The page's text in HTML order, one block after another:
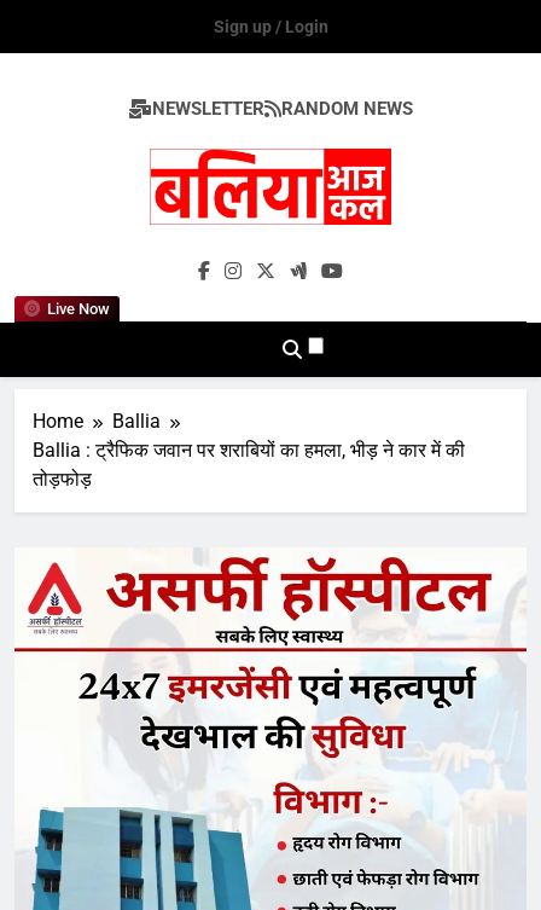
Sign up / Login
NEWSLETTER RANDOM NEWS
Live Now
Ballia Aaj Kal
Home
Ballia
Ballia : ट्रैफिक जवान पर शराबियों का हमला, भीड़ ने कार में की
तोड़फोड़